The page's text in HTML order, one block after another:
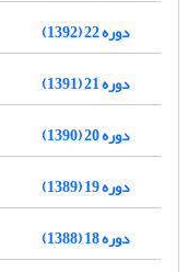
دوره 22 (1392)
دوره 21 (1391)
دوره 20 (1390)
دوره 19 (1389)
دوره 18 (1388)